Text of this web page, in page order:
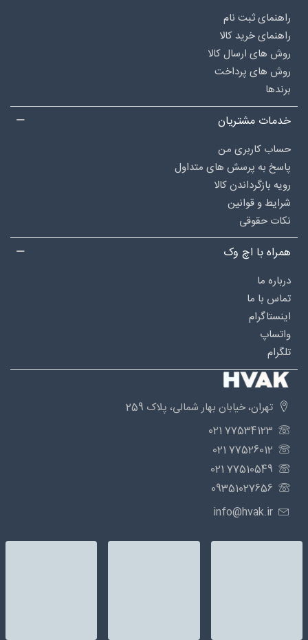
راهنمای ثبت نام
راهنمای خرید کالا
روش های ارسال کالا
روش های پرداخت
برندها
خدمات مشتریان
حساب کاربری من
پاسخ به پرسش های متداول
رویه بازگرداندن کالا
شرایط و قوانین
نکات حقوقی
همراه با اچ وک
درباره‌ ما
تماس با ما
اینستاگرام
واتساپ
تلگرام
تهران، خیابان بهار شمالی، پلاک 259
77534123 021
77526012 021
77510549 021
09351027656
info@hvak.ir